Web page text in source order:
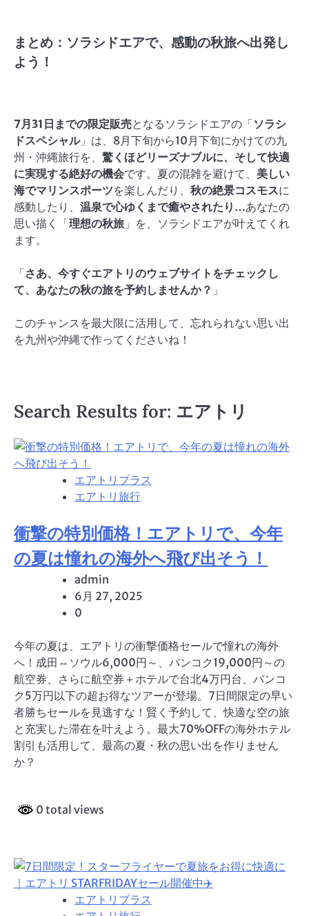
まとめ：ソラシドエアで、感動の秋旅へ出発し
よう！
7月31日までの限定販売となるソラシドエアの「ソラシ
ドスペシャル」は、8月下旬から10月下旬にかけての九
州・沖縄旅行を、 驚くほどリーズナブルに、そして快適
に実現する絶好の機会です。夏の混雑を避けて、 美しい
海でマリンスポーツを楽しんだり、 秋の絶景コスモスに
感動したり、 温泉で心ゆくまで癒やされたり …あなたの
思い描く「理想の秋旅 」を、ソラシドエアが叶えてくれ
ます。
「さあ、今すぐエアトリのウェブサイトをチェックし
て、あなたの秋の旅を予約しませんか？ 」
このチャンスを最大限に活用して、忘れられない思い出
を九州や沖縄で作ってくださいね！
Search Results for: エアトリ
エアトリプラス
エアトリ旅行
衝撃の特別価格！エアトリで、今年
の夏は憧れの海外へ飛び出そう！
admin
6月 27, 2025
0
今年の夏は、エアトリの衝撃価格セールで憧れの海外
へ！成田⇔ソウル6,000円～、バンコク19,000円～の
航空券、さらに航空券＋ホテルで台北4万円台、バンコ
ク5万円以下の超お得なツアーが登場。7日間限定の早い
者勝ちセールを見逃すな！賢く予約して、快適な空の旅
と充実した滞在を叶えよう。最大70%OFFの海外ホテル
割引も活用して、最高の夏・秋の思い出を作りません
か？
0 total views
エアトリプラス